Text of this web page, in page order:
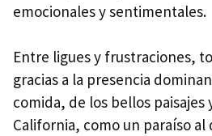
emocionales y sentimentales.
Entre ligues y frustraciones,
gracias a la presencia
comida, de los bellos paisajes
California, como un paraíso